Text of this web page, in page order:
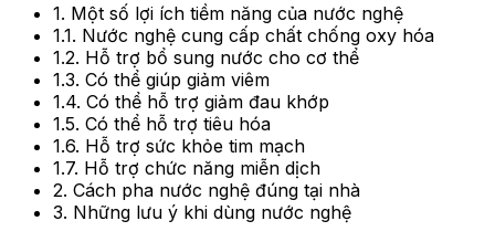
1. Một số lợi ích tiềm năng của nước nghệ
1.1. Nước nghệ cung cấp chất chống oxy hóa
1.2. Hỗ trợ bổ sung nước cho cơ thể
1.3. Có thể giúp giảm viêm
1.4. Có thể hỗ trợ giảm đau khớp
1.5. Có thể hỗ trợ tiêu hóa
1.6. Hỗ trợ sức khỏe tim mạch
1.7. Hỗ trợ chức năng miễn dịch
2. Cách pha nước nghệ đúng tại nhà
3. Những lưu ý khi dùng nước nghệ